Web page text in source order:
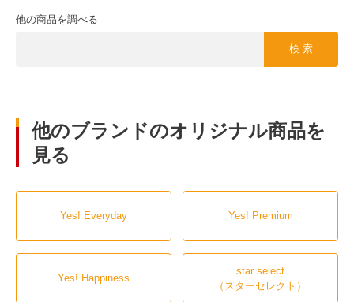
他の商品を調べる
検 索
他のブランドのオリジナル商品を
見る
Yes! Everyday Yes! Premium
Yes! Happiness
star select
（スターセレクト）